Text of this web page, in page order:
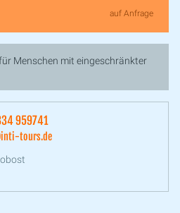
auf Anfrage
Menschen mit eingeschränkter
959741
tours.de